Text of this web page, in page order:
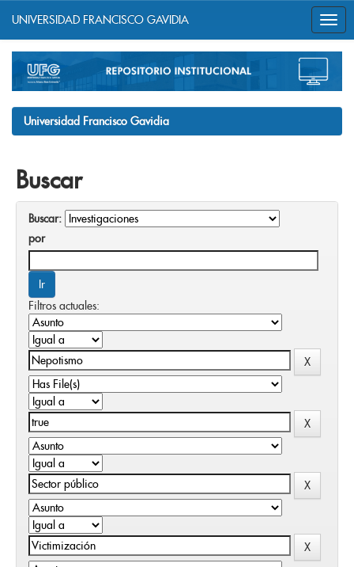
navigation
UNIVERSIDAD FRANCISCO GAVIDIA
Universidad Francisco Gavidia
Buscar
Buscar:
por
Filtros actuales: